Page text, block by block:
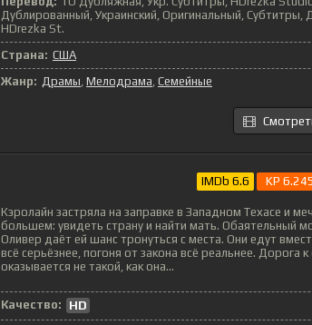
Дублированный, Украинский, Оригинальный, Субтитры,
HDrezka St.
Страна: США
Жанр: Драмы, Мелодрама, Семейные
IMDb 6.6 KP 6.245
Кэролайн застряла на заправке в Западном Техасе и
большем: увидеть страну и найти мать. Обаятельный
Оливер даёт ей шанс тронуться с места. Они едут
всё серьёзнее, погоня от закона всё реальнее. Дорога
оказывается не такой, как она...
Качество:
HD